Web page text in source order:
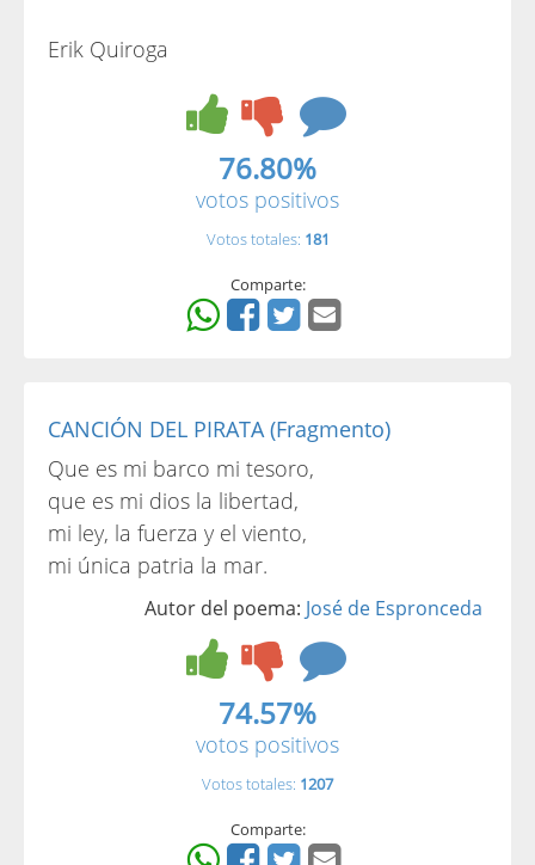
Erik Quiroga
76.80%
votos positivos
Votos totales: 181
Comparte:
CANCIÓN DEL PIRATA (Fragmento)
Que es mi barco mi tesoro,
que es mi dios la libertad,
mi ley, la fuerza y el viento,
mi única patria la mar.
Autor del poema: José de Espronceda
74.57%
votos positivos
Votos totales: 1207
Comparte: